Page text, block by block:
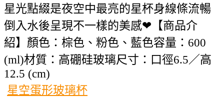
星光點綴是夜空中最亮的星杯身線條流暢
倒入水後呈現不一樣的美感❤【商品介
紹】顏色：棕色、粉色、藍色容量：600
(ml)材質：高硼硅玻璃尺寸：口徑6.5／高
12.5 (cm)
星空蛋形玻璃杯